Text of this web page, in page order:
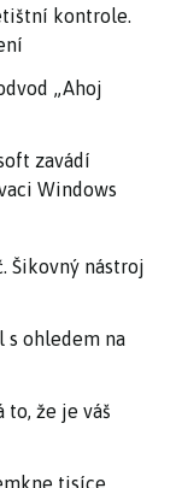
kontrole.
„Ahoj
zavádí
Windows
Šikovný nástroj
s ohledem na
to, že je váš
tisíce